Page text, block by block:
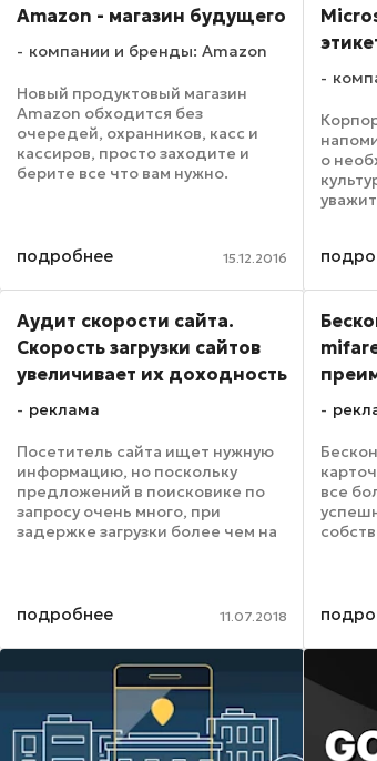
Amazon - магазин будущего
компании и бренды: Amazon
Новый продуктовый магазин
Amazon обходится без
очередей, охранников, касс и
кассиров, просто заходите и
берите все что вам нужно.
Amazon открыл в Сиэтле свой ...
подробнее 15.12.2016
о
Аудит скорости сайта.
Скорость загрузки сайтов
увеличивает их доходность
реклама
Посетитель сайта ищет нужную
информацию, но поскольку
предложений в поисковике по
запросу очень много, при
задержке загрузки более чем на
коммерческий, он теряет
подробнее 11.07.2018
все